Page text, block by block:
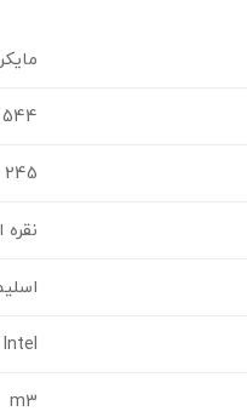
544 گرم
245 * 175 * 8.30 ميليمتر
نقره
Intel
m3